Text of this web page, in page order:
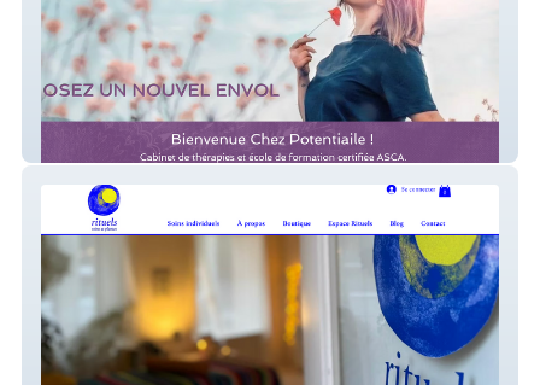
Potentiaile